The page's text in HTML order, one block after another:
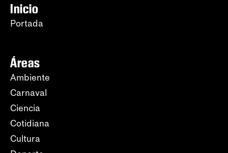
Inicio
Portada
Áreas
Ambiente
Carnaval
Ciencia
Cotidiana
Cultura